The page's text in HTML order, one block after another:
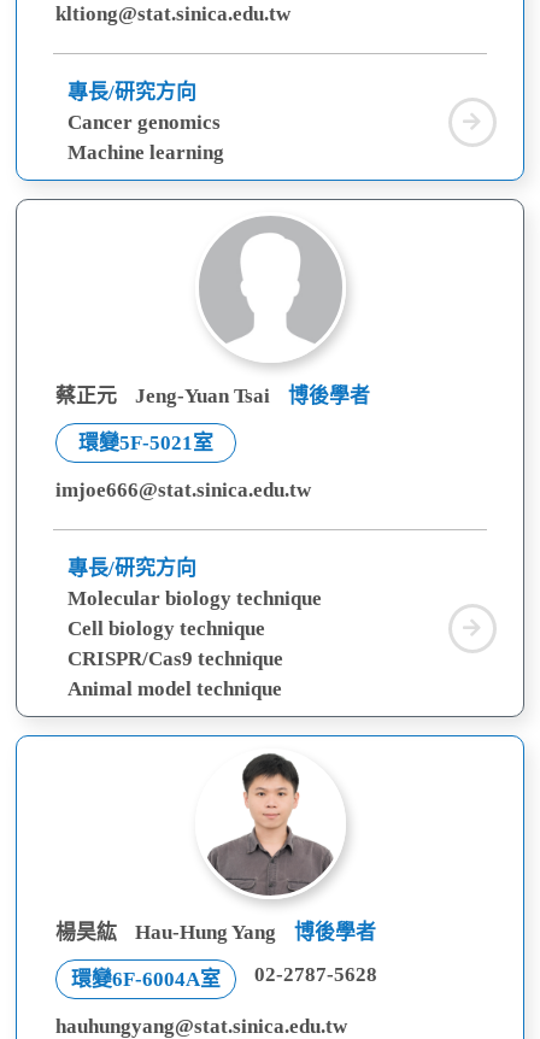
kltiong@stat.sinica.edu.tw
專長/研究方向
Cancer genomics
Machine learning
張
孔
綸
蔡正元 Jeng-Yuan Tsai 博後學者
環變5F-5021室
imjoe666@stat.sinica.edu.tw
專長/研究方向
Molecular biology technique
Cell biology technique
CRISPR/Cas9 technique
Animal model technique
蔡
正
楊昊紘 Hau-Hung Yang 博後學者
環變6F-6004A室 02-2787-5628
hauhungyang@stat.sinica.edu.tw